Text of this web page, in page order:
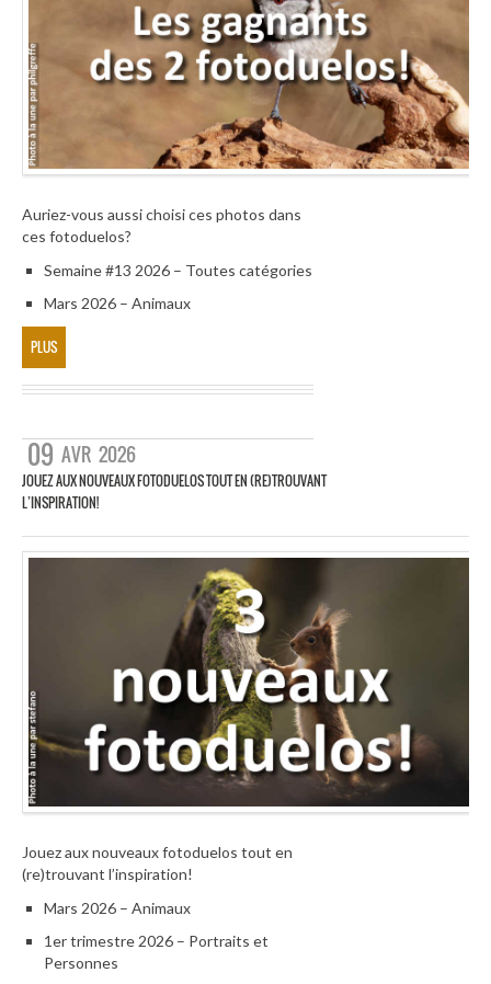
Auriez-vous aussi choisi ces photos dans
ces fotoduelos?
Semaine #13 2026 – Toutes catégories
Mars 2026 – Animaux
PLUS
09 AVR 2026
JOUEZ AUX NOUVEAUX FOTODUELOS TOUT EN (RE)TROUVANT
L’INSPIRATION!
Jouez aux nouveaux fotoduelos tout en
(re)trouvant l’inspiration!
Mars 2026 – Animaux
1er trimestre 2026 – Portraits et
Personnes